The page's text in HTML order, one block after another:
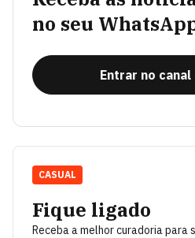
no seu
Entrar no canal
Fique ligado
Receba a melhor curadoria para
CASUAL